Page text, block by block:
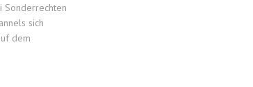
Sonderrechten
sich
dem